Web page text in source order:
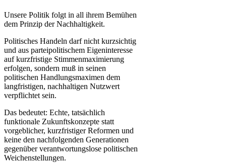
Unsere Politik folgt in all ihrem Bemühen
dem Prinzip der Nachhaltigkeit.
Politisches Handeln darf nicht kurzsichtig
und aus parteipolitischem Eigeninteresse
auf kurzfristige Stimmenmaximierung
erfolgen, sondern muß in seinen
politischen Handlungsmaximen dem
langfristigen, nachhaltigen Nutzwert
verpflichtet sein.
Das bedeutet: Echte, tatsächlich
funktionale Zukunftskonzepte statt
vorgeblicher, kurzfristiger Reformen und
keine den nachfolgenden Generationen
gegenüber verantwortungslose politischen
Weichenstellungen.